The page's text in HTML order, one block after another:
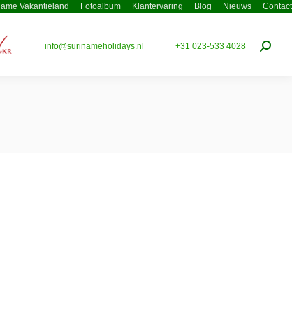
Vakantieland Fotoalbum Klantervaring Blog Nieuws Contact
info@surinameholidays.nl +31 023-533 4028